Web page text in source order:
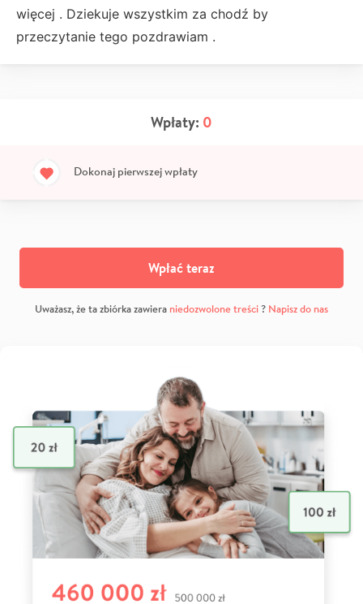
więcej . Dziekuje wszystkim za chodź by
przeczytanie tego pozdrawiam .
Wpłaty: 0
Dokonaj pierwszej wpłaty
Wpłać teraz
Uważasz, że ta zbiórka zawiera niedozwolone treści? Napisz do nas